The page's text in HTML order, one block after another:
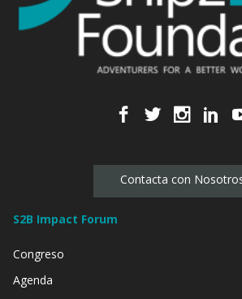
Contacta con
S2B Impact Forum
Congreso
Agenda